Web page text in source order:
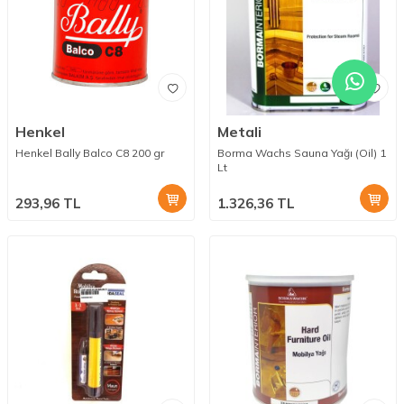
Henkel
Henkel Bally Balco C8 200 gr
293,96 TL
Metali
Borma Wachs Sauna Yağı (Oil) 1
Lt
1.326,36 TL